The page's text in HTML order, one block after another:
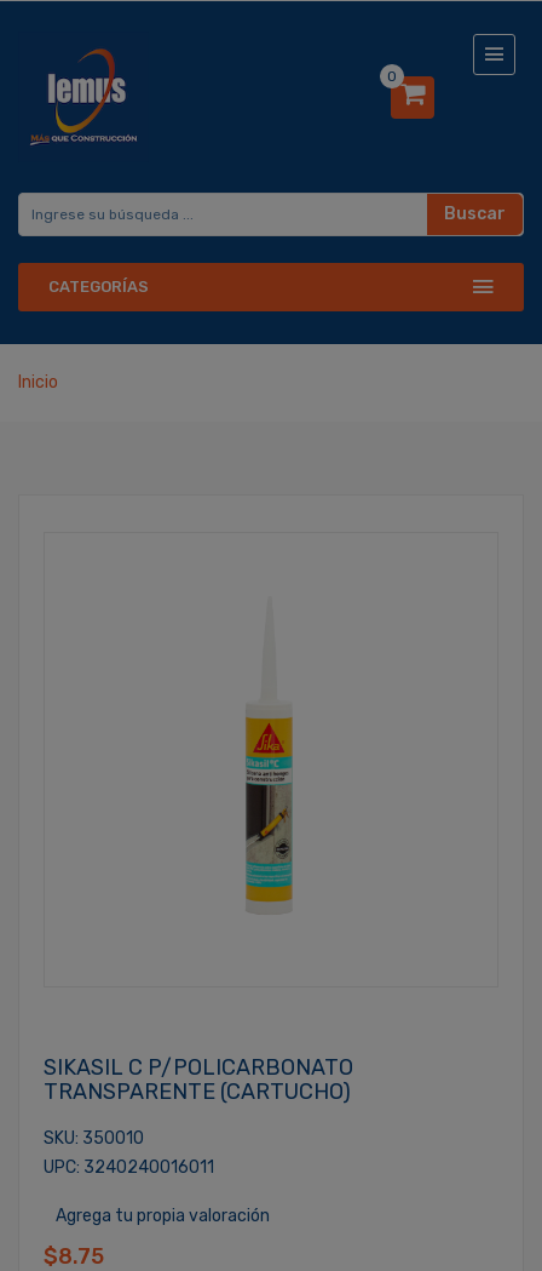
0
Buscar
CATEGORÍAS
Inicio
SIKASIL C P/POLICARBONATO
TRANSPARENTE (CARTUCHO)
SKU: 350010
UPC: 3240240016011
Agrega tu propia valoración
$8.75